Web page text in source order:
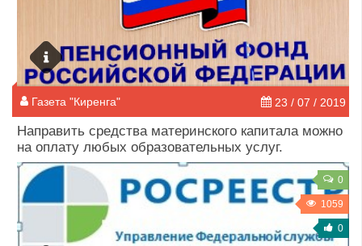
Газета "Киренга" 23 / 07 / 2019
Направить средства материнского капитала можно
на оплату любых образовательных услуг.
0
1059
0